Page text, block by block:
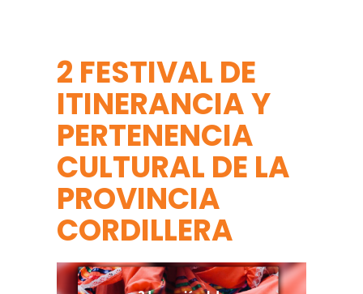
2 FESTIVAL DE
ITINERANCIA Y
PERTENENCIA
CULTURAL DE LA
PROVINCIA
CORDILLERA